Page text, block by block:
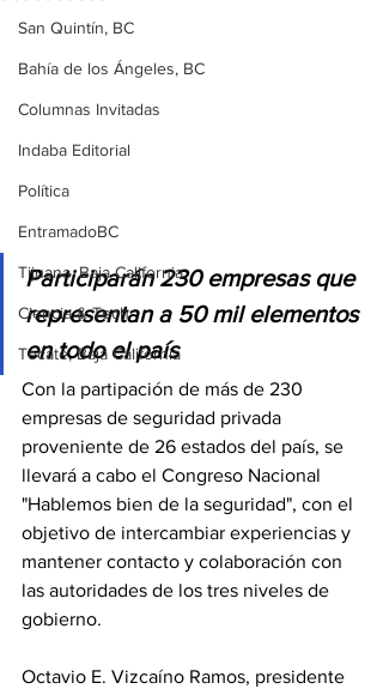
San Quintín, BC
Bahía de los Ángeles, BC
Columnas Invitadas
Indaba Editorial
Política
EntramadoBC
Tijuana, Baja California
Ciencia & Tech
Tecate, Baja California
Participarán 230 empresas que
representan a 50 mil elementos
en todo el país
Con la partipación de más de 230
empresas de seguridad privada
proveniente de 26 estados del país, se
llevará a cabo el Congreso Nacional
"Hablemos bien de la seguridad", con el
objetivo de intercambiar experiencias y
mantener contacto y colaboración con
las autoridades de los tres niveles de
gobierno.
Octavio E. Vizcaíno Ramos, presidente